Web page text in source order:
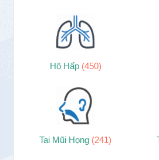
Hô Hấp (450)
Tai Mũi Họng (241)